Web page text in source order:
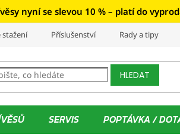
nyní se slevou 10 % – platí do
stažení Příslušenství Rady a tipy
HLEDAT
SERVIS POPTÁVKA /